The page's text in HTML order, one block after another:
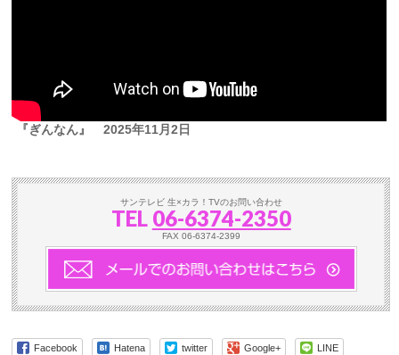
『ぎんなん』2025年11月2日
サンテレビ 生×カラ！TVのお問い合わせ
TEL 06-6374-2350
FAX 06-6374-2399
Facebook Hatena twitter Google+ LINE